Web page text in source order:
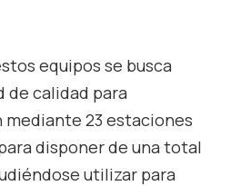
equipos se busca
de calidad para
23 estaciones
disponer de una total
utilizar para